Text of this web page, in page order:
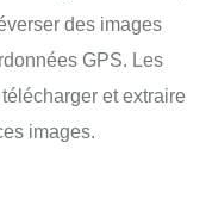
des images
GPS. Les
et extraire
images.